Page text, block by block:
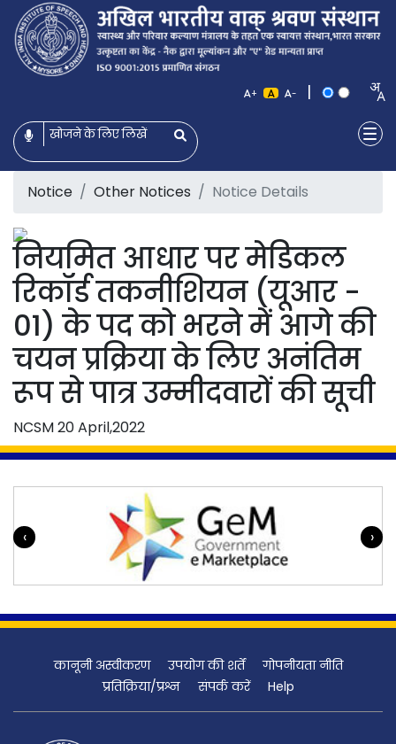
+ - |
Notice Other Notices Notice Details
नियमित आधार पर मेडिकल
रिकॉर्ड तकनीशियन (यूआर -
01) के पद को भरने में आगे की
चयन प्रक्रिया के लिए अनंतिम
रूप से पात्र उम्मीदवारों की सूची
NCSM20 April,2022
‹ ›
कानूनी अस्वीकरण उपयोग की शर्तें
गोपनीयता नीति
प्रतिक्रिया/प्रश्न
संपर्क करें Help